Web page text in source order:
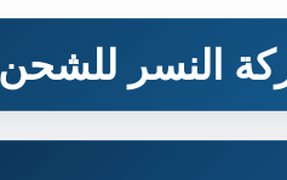
النسر للشحن